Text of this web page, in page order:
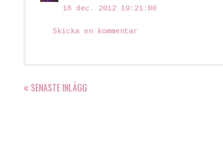
16 dec. 2012 19:21:00
Skicka en kommentar
SENASTE INLÄGG